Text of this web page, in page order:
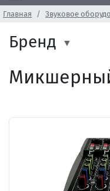
Главная Звуковое
Бренд